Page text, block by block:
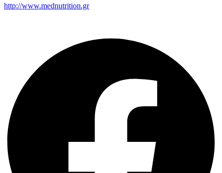
http://www.mednutrition.gr